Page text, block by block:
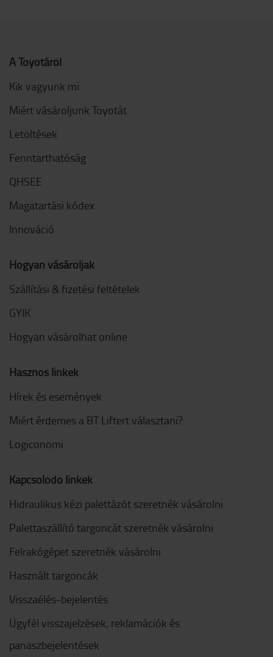
A Toyotáról
Kik vagyunk mi
Miért vásároljunk Toyotát
Letöltések
Fenntarthatóság
QHSEE
Magatartási kódex
Innováció
Hogyan vásároljak
Szállítási & fizetési feltételek
GYIK
Hogyan vásárolhat online
Hasznos linkek
Hírek és események
Miért érdemes a BT Liftert választani?
Logiconomi
Kapcsolódó linkek
Hidraulikus kézi palettázót szeretnék vásárolni
Palettaszállító targoncát szeretnék vásárolni
Felrakógépet szeretnék vásárolni
Használt targoncák
Visszaélés-bejelentés
Ügyfél visszajelzések, reklamációk és
panaszbejelentések